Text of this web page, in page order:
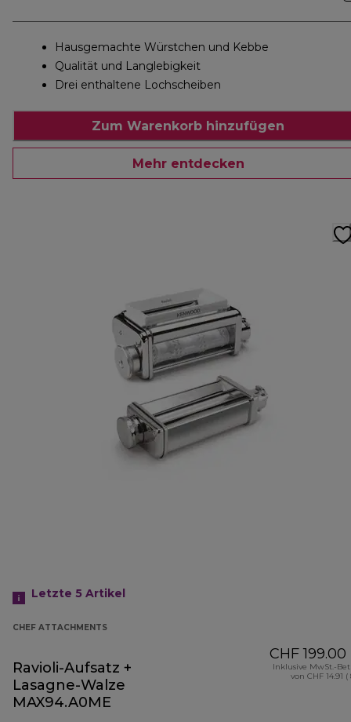
Hausgemachte Würstchen und Kebbe
Qualität und Langlebigkeit
Drei enthaltene Lochscheiben
Zum Warenkorb hinzufügen
Mehr entdecken
Letzte 5 Artikel
CHEF ATTACHMENTS
Ravioli-Aufsatz +
Lasagne-Walze
MAX94.A0ME
CHF 199.00
Inklusive MwSt.-
von CHF 14.91 (